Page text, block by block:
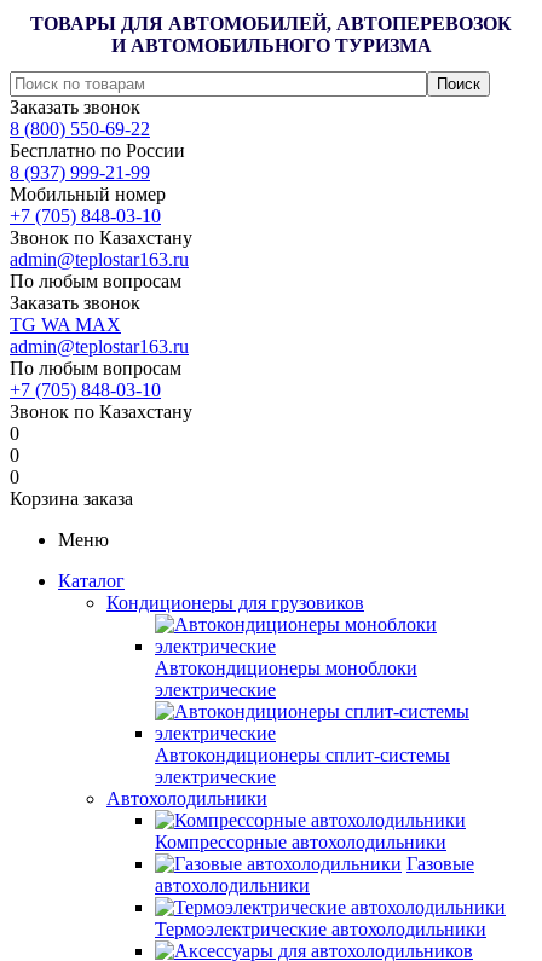
ТОВАРЫ ДЛЯ АВТОМОБИЛЕЙ, АВТОПЕРЕВОЗОК
И АВТОМОБИЛЬНОГО ТУРИЗМА
Заказать звонок
8 (800) 550-69-22
Бесплатно по России
8 (937) 999-21-99
Мобильный номер
+7 (705) 848-03-10
Звонок по Казахстану
admin@teplostar163.ru
По любым вопросам
Заказать звонок
TG WA MAX
admin@teplostar163.ru
По любым вопросам
+7 (705) 848-03-10
Звонок по Казахстану
0
0
0
Корзина заказа
Меню
Каталог
Кондиционеры для грузовиков
Автокондиционеры моноблоки
электрические
Автокондиционеры сплит-системы
электрические
Автохолодильники
Компрессорные автохолодильники
Газовые
автохолодильники
Термоэлектрические автохолодильники